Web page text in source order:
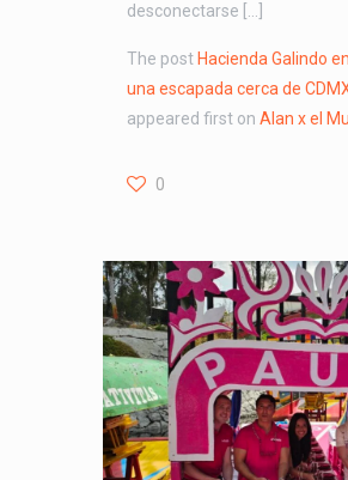
desconectarse […]
The post Hacienda Galindo
una escapada cerca de
appeared first on Alan x el
0